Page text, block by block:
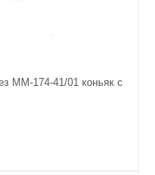
ММ-174-41/01 коньяк с